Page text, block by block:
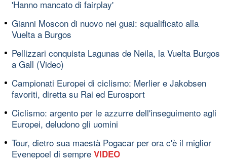
'Hanno mancato di fairplay'
Gianni Moscon di nuovo nei guai: squalificato alla
Vuelta a Burgos
Pellizzari conquista Lagunas de Neila, la Vuelta Burgos
a Gall (Video)
Campionati Europei di ciclismo: Merlier e Jakobsen
favoriti, diretta su Rai ed Eurosport
Ciclismo: argento per le azzurre dell'inseguimento agli
Europei, deludono gli uomini
Tour, dietro sua maestà Pogacar per ora c'è il miglior
Evenepoel di sempre VIDEO